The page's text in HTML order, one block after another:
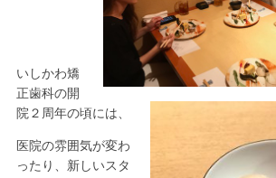
いしかわ矯
正歯科の開
院２周年の頃には、
医院の雰囲気が変わ
ったり、新しいスタ